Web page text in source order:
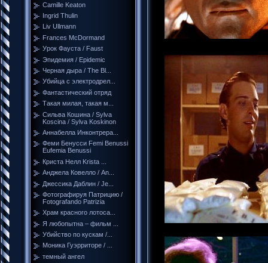
Camille Keaton
Ingrid Thulin
Liv Ullmann
Frances McDormand
Урок Фауста / Faust
Эпидемия / Epidemic
Черная дыра / The Bl...
Убийца с электродрел...
Фантастический отряд
Такая милая, такая м...
Сильва Кошина / Sylva
Koscina / Sylva Koskinon
Аннабелла Инконтрера...
Феми Бенусси Femi Benussi
Eufemia Benussi
Криста Нелл Krista ...
Анджела Ковелло / An...
Джессика Даблин / Je...
Фотографируя Патрицию /
Fotografando Patrizia
Храм красного лотоса...
Я любопытна – фильм ...
Убийство по кускам /...
Моника Гуэрриторе / ...
темный ангел